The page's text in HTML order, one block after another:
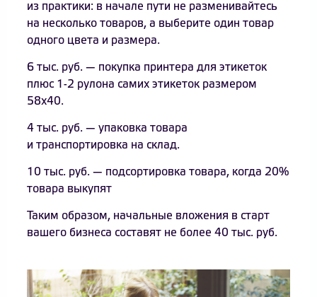
из практики: в начале пути не разменивайтесь
на несколько товаров, а выберите один товар
одного цвета и размера.
6 тыс. руб. — покупка принтера для этикеток
плюс 1-2 рулона самих этикеток размером
58х40.
4 тыс. руб. — упаковка товара
и транспортировка на склад.
10 тыс. руб. — подсортировка товара, когда 20%
товара выкупят
Таким образом, начальные вложения в старт
вашего бизнеса составят не более 40 тыс. руб.